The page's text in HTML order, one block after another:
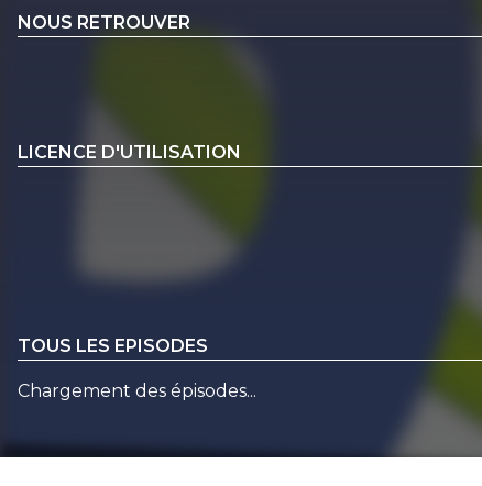
NOUS RETROUVER
LICENCE D'UTILISATION
TOUS LES EPISODES
Chargement des épisodes...